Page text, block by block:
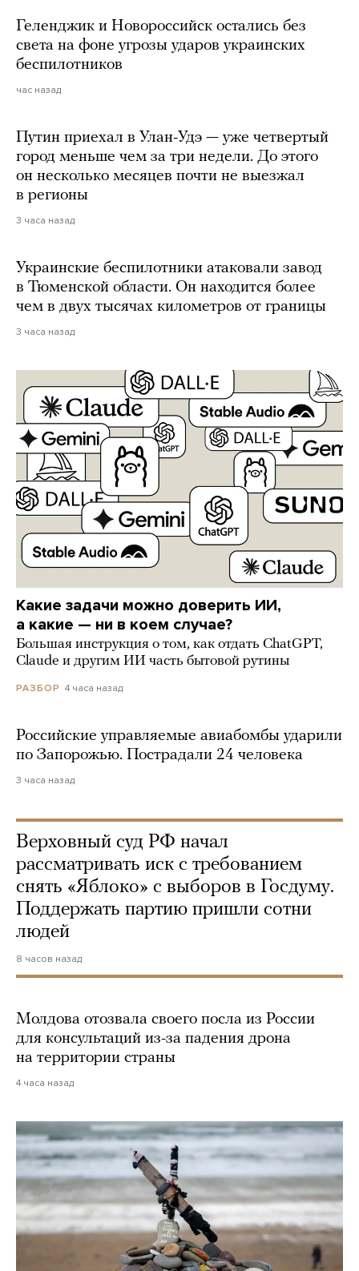
Геленджик и Новороссийск остались без
света на фоне угрозы ударов украинских
беспилотников
час назад
Путин приехал в Улан-Удэ — уже четвертый
город меньше чем за три недели. До этого
он несколько месяцев почти не выезжал
в регионы
3 часа назад
Украинские беспилотники атаковали завод
в Тюменской области. Он находится более
чем в двух тысячах километров от границы
3 часа назад
Какие задачи можно доверить ИИ,
а какие — ни в коем случае?
Большая инструкция о том, как отдать ChatGPT,
Claude и другим ИИ часть бытовой рутины
РАЗБОР 4 часа назад
Российские управляемые авиабомбы ударили
по Запорожью. Пострадали 24 человека
3 часа назад
Верховный суд РФ начал
рассматривать иск с требованием
снять «Яблоко» с выборов в Госдуму.
Поддержать партию пришли сотни
людей
8 часов назад
Молдова отозвала своего посла из России
для консультаций из-за падения дрона
на территории страны
4 часа назад